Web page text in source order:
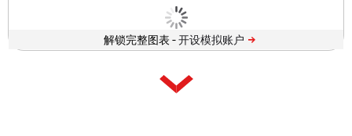
解锁完整图表 -